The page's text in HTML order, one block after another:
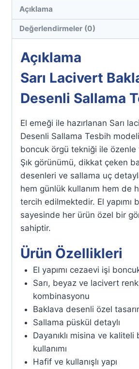
Açıklama
Değerlendirmeler (0)
Açıklama
Sarı Lacivert
Desenli Sallama
El emeği ile hazırlanan Sarı
Desenli Sallama Tesbih
boncuk örgü tekniği ile özenle
Şık görünümü, dikkat çeken
desenleri ve sallama uç
hem günlük kullanım hem de
tercih edilmektedir. El yapımı
sayesinde her ürün özel bir
sahiptir.
Ürün Özellikleri
El yapımı cezaevi işi
Sarı, beyaz ve lacivert renk
kombinasyonu
Baklava desenli özel
Sallama püskül detaylı
Dayanıklı misina ve kaliteli
kullanımı
Hafif ve kullanışlı yapı